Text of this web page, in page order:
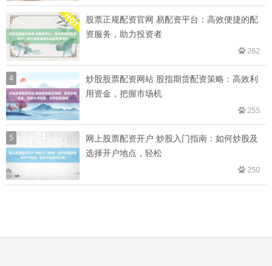
股票正规配资官网 易配资平台：高效便捷的配
资服务，助力投资者
262
4
炒股股票配资网站 股指期货配资策略：高效利
用资金，把握市场机
255
5
网上股票配资开户 炒股入门指南：如何炒股及
选择开户地点，轻松
250